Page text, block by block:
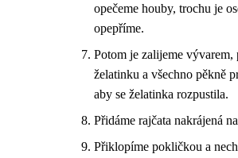
opečeme houby, trochu je
opepříme.
Potom je zalijeme vývarem,
želatinku a všechno pěkně
aby se želatinka rozpustila.
Přidáme rajčata nakrájená
Přiklopíme pokličkou a